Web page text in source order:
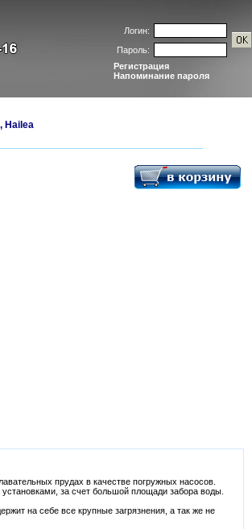
Логин:
Пароль:
Регистрация
Напоминание пароля
Hailea
прудах в качестве погружных насосов.
за счет большой площади забора воды.
на себе все крупные загрязнения, а так же не